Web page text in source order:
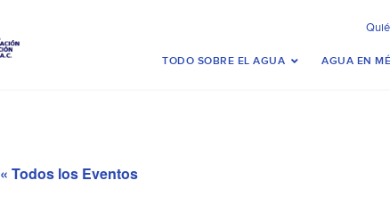
TODO SOBRE EL AGUA AGUA EN
« Todos los Eventos